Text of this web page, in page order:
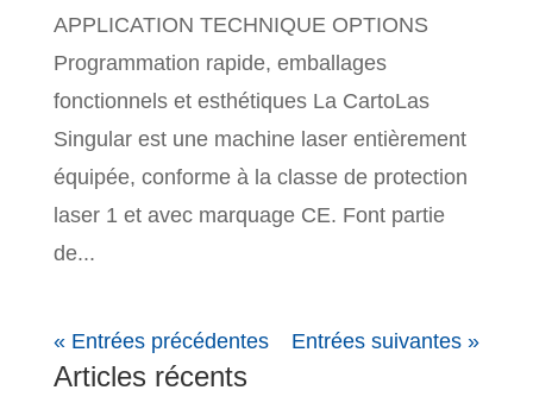
APPLICATION TECHNIQUE OPTIONS
Programmation rapide, emballages
fonctionnels et esthétiques La CartoLas
Singular est une machine laser entièrement
équipée, conforme à la classe de protection
laser 1 et avec marquage CE. Font partie
de...
« Entrées précédentes Entrées suivantes »
Articles récents